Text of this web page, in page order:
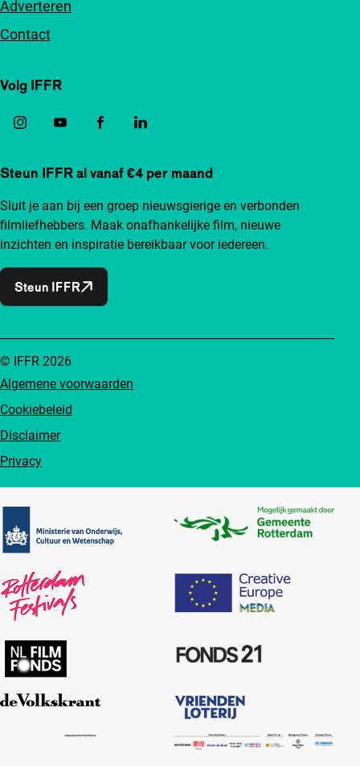
Adverteren
Contact
Volg IFFR
Steun IFFR al vanaf €4 per maand
Sluit je aan bij een groep nieuwsgierige en verbonden
filmliefhebbers. Maak onafhankelijke film, nieuwe
inzichten en inspiratie bereikbaar voor iedereen.
Steun IFFR
Algemene voorwaarden
Cookiebeleid
Disclaimer
Privacy
© IFFR 2026